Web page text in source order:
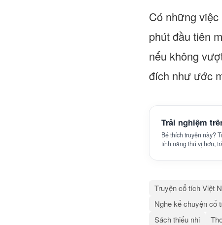
Có những
phút đầu tiên
nếu không
đích như ước
Trải nghiệm
Bé thích truyện này?
tính năng thú vị hơn,
Truyện cổ tích Việt
Nghe kể chuyện cổ
Sách thiếu nhi